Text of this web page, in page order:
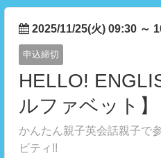
2025/11/25(火) 09:30 ～
申込締切
HELLO!
ルファベット】
かんたん親子英会話親子で
ビティ!!